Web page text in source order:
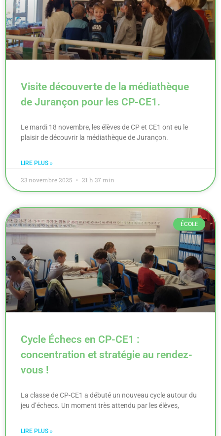
Visite découverte de la médiathèque
de Jurançon pour les CP-CE1.
Le mardi 18 novembre, les élèves de CP et CE1 ont eu le
plaisir de découvrir la médiathèque de Jurançon.
LIRE PLUS »
23 novembre 2025 21 h 37 min
ÉCOLE
Cycle Échecs en CP-CE1 :
concentration et stratégie au rendez-
vous !
La classe de CP-CE1 a débuté un nouveau cycle autour du
jeu d’échecs. Un moment très attendu par les élèves,
LIRE PLUS »